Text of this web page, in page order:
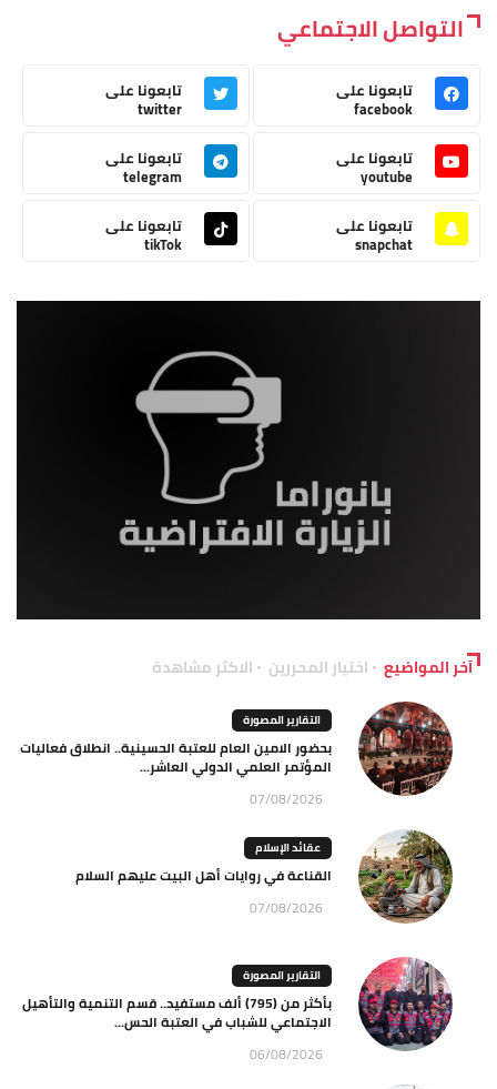
التواصل الاجتماعي
تابعونا على
facebook
تابعونا على
twitter
تابعونا على
youtube
تابعونا على
telegram
تابعونا على
snapchat
تابعونا على
tikTok
آخر المواضيع اختيار المحررين الاكثر مشاهدة
التقارير المصورة
بحضور الامين العام للعتبة الحسينية.. انطلاق فعاليات
المؤتمر العلمي الدولي العاشر...
07/08/2026
عقائد الإسلام
القناعة في روايات أهل البيت عليهم السلام
07/08/2026
التقارير المصورة
بأكثر من (795) ألف مستفيد.. قسم التنمية والتأهيل
الاجتماعي للشباب في العتبة الحس...
06/08/2026